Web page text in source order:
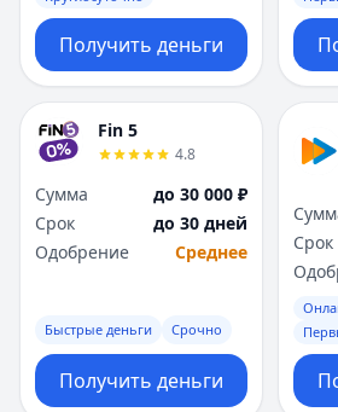
Получить деньги
Fin 5
4.8
Сумма
до 30 000 ₽
Срок
до 30 дней
Одобрение
Среднее
Быстрые деньги Срочно
Получить деньги
Срок